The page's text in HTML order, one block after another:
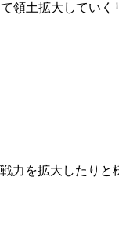
領土拡大していく
力を拡大したりと